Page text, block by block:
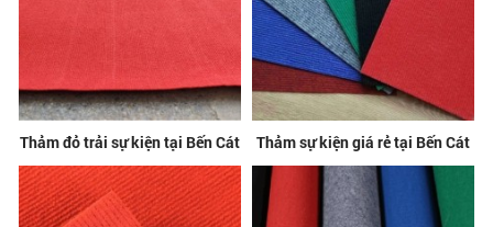
Thảm đỏ trải sự kiện tại Bến Cát Thảm sự kiện giá rẻ tại Bến Cát